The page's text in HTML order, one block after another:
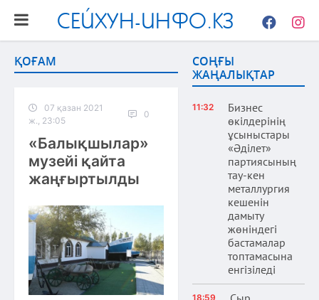
СЕЙХУН-ИНФО.КЗ
Facebook
ҚОҒАМ
07 қазан 2021
ж., 23:05
0
«Балықшылар»
музейі қайта
жаңғыртылды
СОҢҒЫ
ЖАҢАЛЫҚТАР
11:32
Бизнес
өкілдерінің
ұсыныстары
«Әділет»
партиясының
тау-кен
металлургия
кешенін
дамыту
жөніндегі
бастамалар
топтамасына
енгізіледі
18:59